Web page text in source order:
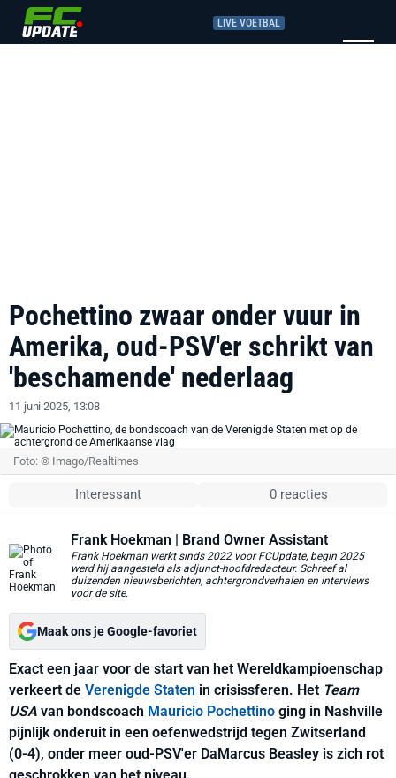
LIVE VOETBAL
Pochettino zwaar onder vuur in
Amerika, oud-PSV'er schrikt van
'beschamende' nederlaag
11 juni 2025, 13:08
Foto: © Imago/Realtimes
Interessant 0 reacties
Frank Hoekman | Brand Owner Assistant
Frank Hoekman werkt sinds 2022 voor FCUpdate, begin 2025
werd hij aangesteld als adjunct-hoofdredacteur. Schreef al
duizenden nieuwsberichten, achtergrondverhalen en interviews
voor de site.
Maak ons je Google-favoriet
Exact een jaar voor de start van het Wereldkampioenschap
verkeert de Verenigde Staten in crisissferen. Het Team
USA van bondscoach Mauricio Pochettino ging in Nashville
pijnlijk onderuit in een oefenwedstrijd tegen Zwitserland
(0-4), onder meer oud-PSV'er DaMarcus Beasley is zich rot